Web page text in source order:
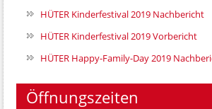
HÜTER Kinderfestival 2019 Nachbericht
HÜTER Kinderfestival 2019 Vorbericht
HÜTER Happy-Family-Day 2019
Öffnungszeiten